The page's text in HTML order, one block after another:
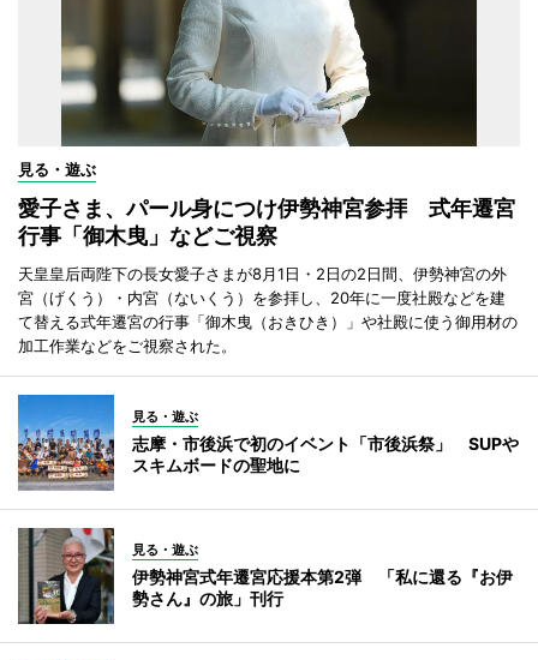
見る・遊ぶ
愛子さま、パール身につけ伊勢神宮参拝 式年遷宮
行事「御木曳」などご視察
天皇皇后両陛下の長女愛子さまが8月1日・2日の2日間、伊勢神宮の外
宮（げくう）・内宮（ないくう）を参拝し、20年に一度社殿などを建
て替える式年遷宮の行事「御木曳（おきひき）」や社殿に使う御用材の
加工作業などをご視察された。
見る・遊ぶ
志摩・市後浜で初のイベント「市後浜祭」 SUPや
スキムボードの聖地に
見る・遊ぶ
伊勢神宮式年遷宮応援本第2弾 「私に還る『お伊
勢さん』の旅」刊行